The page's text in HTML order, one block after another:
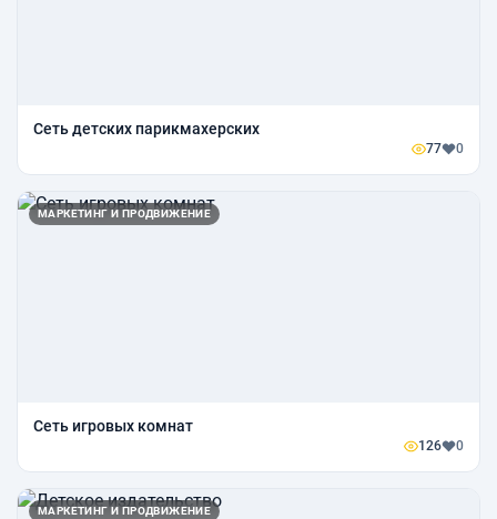
Сеть детских парикмахерских
77 0
МАРКЕТИНГ И ПРОДВИЖЕНИЕ
Сеть игровых комнат
126 0
МАРКЕТИНГ И ПРОДВИЖЕНИЕ